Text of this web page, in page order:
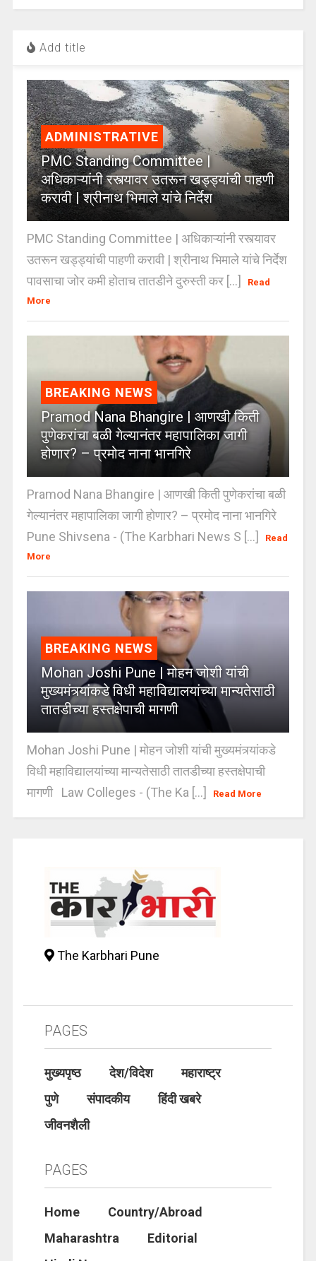
Add title
ADMINISTRATIVE
PMC Standing Committee |
अधिकाऱ्यांनी रस्त्यावर उतरून खड्ड्यांची पाहणी
करावी | श्रीनाथ भिमाले यांचे निर्देश
PMC Standing Committee | अधिकाऱ्यांनी रस्त्यावर
उतरून खड्ड्यांची पाहणी करावी | श्रीनाथ भिमाले यांचे निर्देश
पावसाचा जोर कमी होताच तातडीने दुरुस्ती कर [...]
Read
More
BREAKING NEWS
Pramod Nana Bhangire | आणखी किती
पुणेकरांचा बळी गेल्यानंतर महापालिका जागी
होणार? – प्रमोद नाना भानगिरे
Pramod Nana Bhangire | आणखी किती पुणेकरांचा बळी
गेल्यानंतर महापालिका जागी होणार? – प्रमोद नाना भानगिरे
Pune Shivsena - (The Karbhari News S [...]
Read
More
BREAKING NEWS
Mohan Joshi Pune | मोहन जोशी यांची
मुख्यमंत्र्यांकडे विधी महाविद्यालयांच्या मान्यतेसाठी
तातडीच्या हस्तक्षेपाची मागणी
Mohan Joshi Pune | मोहन जोशी यांची मुख्यमंत्र्यांकडे
विधी महाविद्यालयांच्या मान्यतेसाठी तातडीच्या हस्तक्षेपाची
मागणी Law Colleges - (The Ka [...]
Read More
The Karbhari Pune
PAGES
मुख्यपृष्ठ देश/विदेश
महाराष्ट्र
पुणे
संपादकीय
हिंदी खबरे
जीवनशैली
PAGES
Home
Country/Abroad
Maharashtra
Editorial